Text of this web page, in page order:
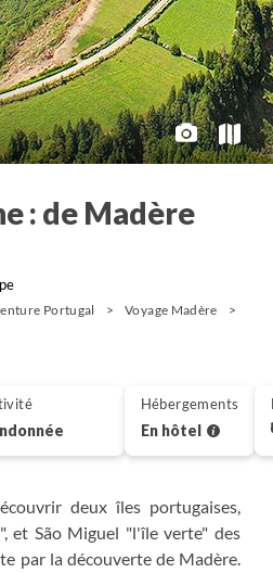
: de Madère
Portugal Voyage Madère
deux îles portugaises,
et São Miguel "l'île verte" des
par la découverte de Madère.
Hébergements
En hôtel